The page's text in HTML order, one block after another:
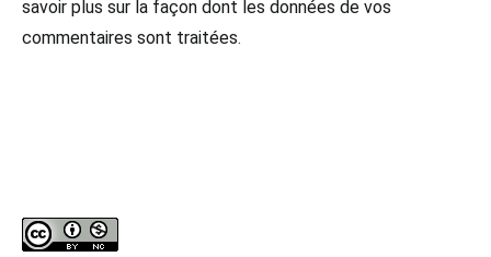
savoir plus sur la façon dont les données de vos
commentaires sont traitées.